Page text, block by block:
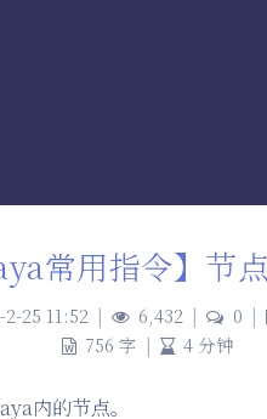
常用指令】节
2-25 11:52 | 6,432 | 0 |
756 字 | 4 分钟
内的节点。